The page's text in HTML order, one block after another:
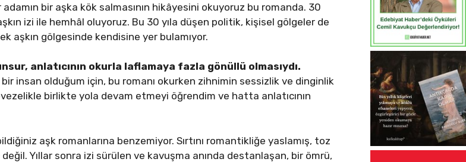
bir aşka kök salmasının hikâyesini okuyoruz bu romanda. 30
izi ile hemhâl oluyoruz. Bu 30 yıla düşen politik, kişisel gölgeler de
aşkın gölgesinde kendisine yer bulamıyor.
anlatıcının okurla laflamaya fazla gönüllü olmasıydı.
insan olduğum için, bu romanı okurken zihnimin sessizlik ve dinginlik
birlikte yola devam etmeyi öğrendim ve hatta anlatıcının
aşk romanlarına benzemiyor. Sırtını romantikliğe yaslamış, toz
Yıllar sonra izi sürülen ve kavuşma anında destanlaşan, bir ömrü,